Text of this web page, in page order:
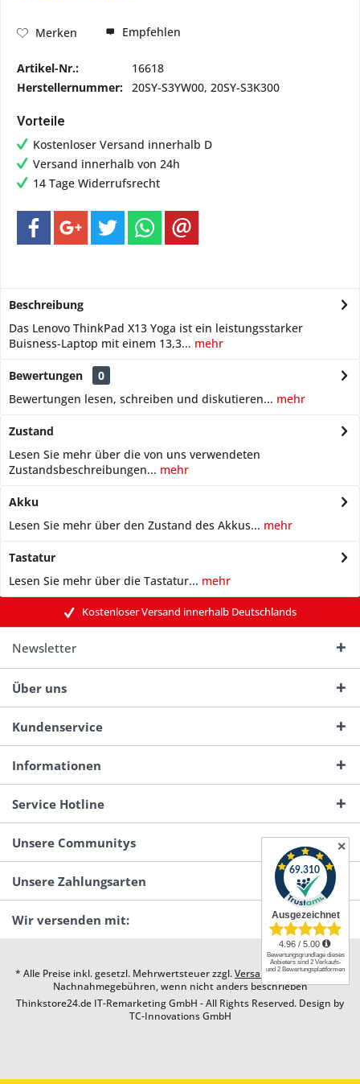
Merken Empfehlen
Artikel-Nr.:
16618
Herstellernummer: 20SY-S3YW00, 20SY-S3K300
Vorteile
Kostenloser Versand innerhalb D
Versand innerhalb von 24h
14 Tage Widerrufsrecht
Beschreibung
Das Lenovo ThinkPad X13 Yoga ist ein leistungsstarker
Buisness-Laptop mit einem 13,3... mehr
Bewertungen
0
Bewertungen lesen, schreiben und diskutieren... mehr
Zustand
Lesen Sie mehr über die von uns verwendeten
Zustandsbeschreibungen... mehr
Akku
Lesen Sie mehr über den Zustand des Akkus... mehr
Tastatur
Lesen Sie mehr über die Tastatur... mehr
Kostenloser Versand innerhalb Deutschlands
Newsletter
Über uns
Kundenservice
Informationen
Service Hotline
Unsere Communitys
Unsere Zahlungsarten
Wir versenden mit:
* Alle Preise inkl. gesetzl. Mehrwertsteuer zzgl.Versandkostenund ggf.
Nachnahmegebühren, wenn nicht anders beschrieben
Thinkstore24.de IT-Remarketing GmbH - All Rights Reserved. Design by
TC-Innovations GmbH
✕